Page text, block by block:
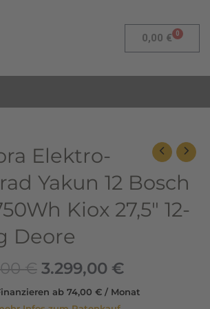
0,00 € 0
Elektro-
Yakun 12 Bosch
Kiox 27,5″ 12-
Deore
€
Ursprünglicher
Preis
war:
4.699,00 €
3.299,00 €
Aktueller
Preis
ist:
3.299,00 €.
ab 74,00 € / Monat